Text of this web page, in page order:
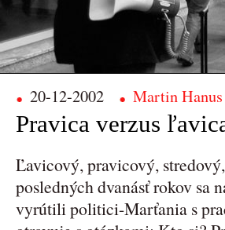
20-12-2002 Martin Hanus
Pravica verzus
Ľavicový, pravicový,
posledných dvanásť rokov sa
vyrútili politici-Marťania s